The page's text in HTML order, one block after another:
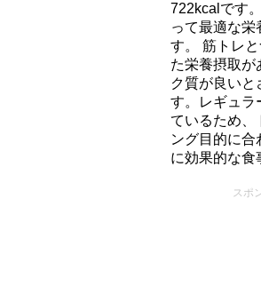
722kcalです
って最適な
す。 筋トレ
た栄養摂取が
ク質が良い
す。レギュラ
ているため、
ング目的に
に効果的な食
スポ